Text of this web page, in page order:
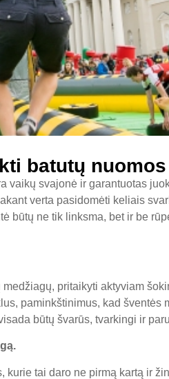
batutų
vaikų svajonė ir garantuotas
verta pasidomėti keliais
būtų ne tik linksma, bet ir be
pritaikyti aktyviam
paminkštinimus, kad šventės
būtų švarūs, tvarkingi ir
kurie tai daro ne pirmą kartą ir